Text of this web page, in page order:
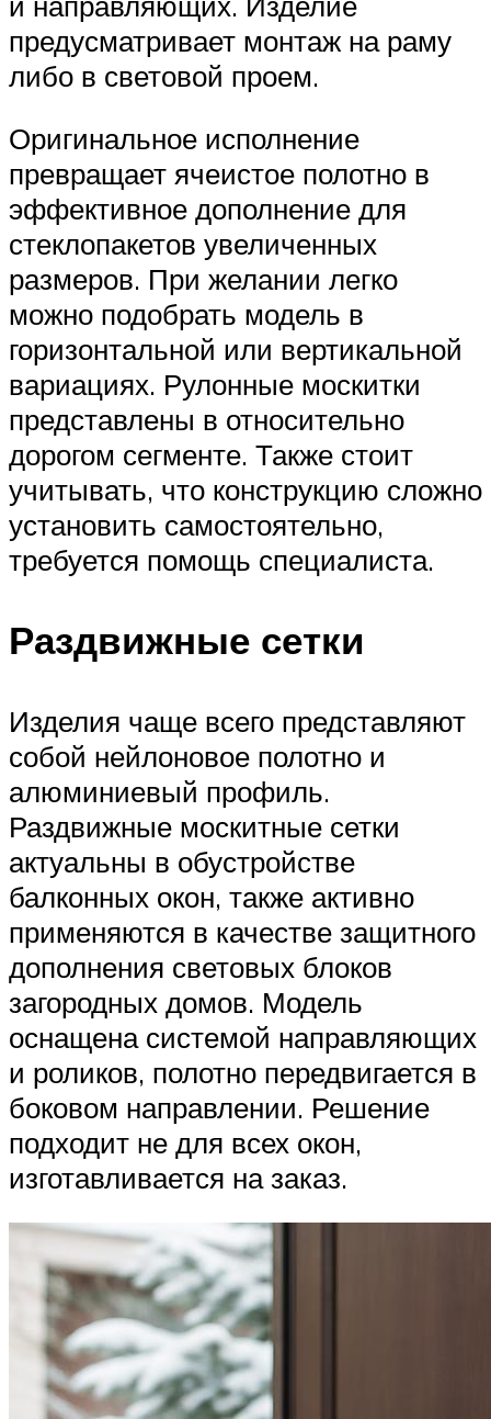
предусматривает монтаж на раму
либо в световой проем.
Оригинальное исполнение
превращает ячеистое полотно в
эффективное дополнение для
стеклопакетов увеличенных
размеров. При желании легко
можно подобрать модель в
горизонтальной или вертикальной
вариациях. Рулонные москитки
представлены в относительно
дорогом сегменте. Также стоит
учитывать, что конструкцию сложно
установить самостоятельно,
требуется помощь специалиста.
Раздвижные сетки
Изделия чаще всего представляют
собой нейлоновое полотно и
алюминиевый профиль.
Раздвижные москитные сетки
актуальны в обустройстве
балконных окон, также активно
применяются в качестве защитного
дополнения световых блоков
загородных домов. Модель
оснащена системой направляющих
и роликов, полотно передвигается в
боковом направлении. Решение
подходит не для всех окон,
изготавливается на заказ.